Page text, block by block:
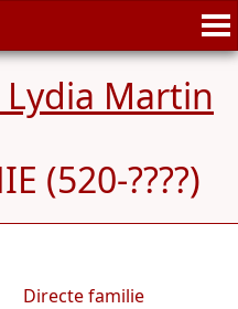
Martin
(520-????)
Directe familie